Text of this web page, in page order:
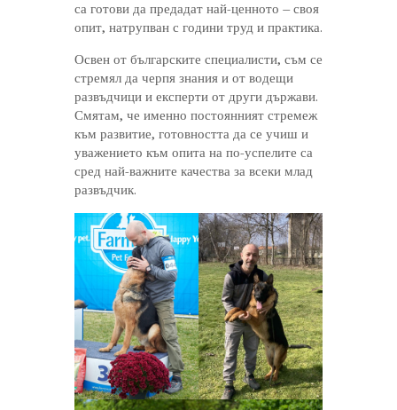
са готови да предадат най-ценното – своя
опит, натрупван с години труд и практика.
Освен от българските специалисти, съм се
стремял да черпя знания и от водещи
развъдчици и експерти от други държави.
Смятам, че именно постоянният стремеж
към развитие, готовността да се учиш и
уважението към опита на по-успелите са
сред най-важните качества за всеки млад
развъдчик.